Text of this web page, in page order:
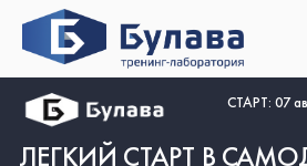
ЛЕГКИЙ СТАРТ В
СТАРТ: 07